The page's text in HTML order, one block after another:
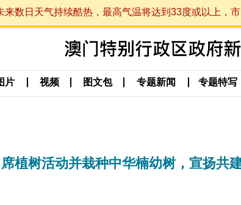
来数日天气持续酷热，最高气温将达到33度或以上，
片 视频 图文包 专题新闻 专题特写
植树活动并栽种中华楠幼树，宣扬共建